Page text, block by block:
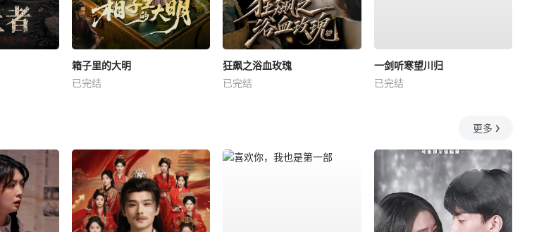
箱子里的大明
已完结
狂飙之浴血玫瑰
已完结
一剑听寒望川归
已完结
更多